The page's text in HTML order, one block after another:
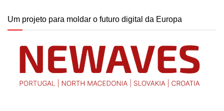
Um projeto para moldar o futuro digital da Europa